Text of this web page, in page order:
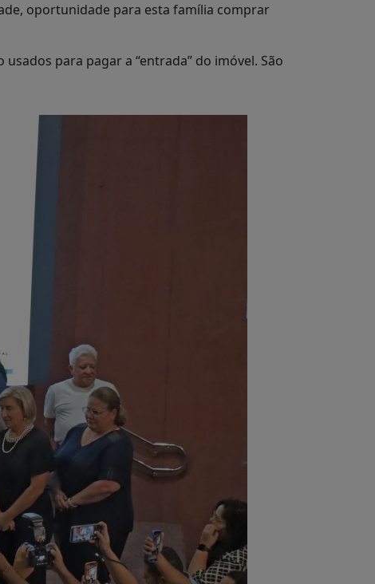
oportunidade para esta família comprar
para pagar a “entrada” do imóvel. São